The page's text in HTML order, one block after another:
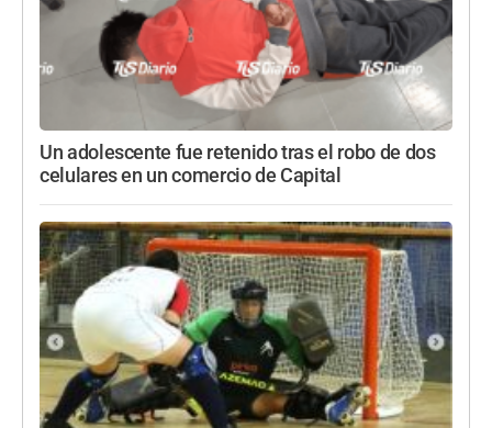
Un adolescente fue retenido tras el robo de dos
celulares en un comercio de Capital